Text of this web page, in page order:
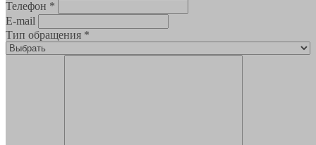
Телефон *
E-mail
Тип обращения *